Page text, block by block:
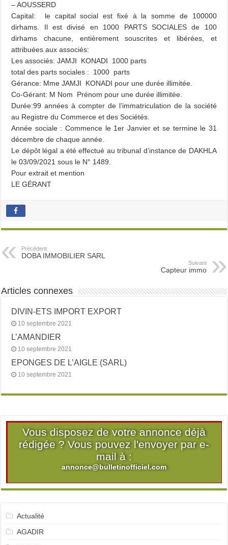
– AOUSSERD
Capital: le capital social est fixé à la somme de 100000
dirhams. Il est divisé en 1000 PARTS SOCIALES de 100
dirhams chacune, entièrement souscrites et libérées, et
attribuées aux associés:
Les associés: JAMJI KONADI 1000 parts
total des parts sociales : 1000 parts
Gérance: Mme JAMJI KONADI pour une durée illimitée.
Co-Gérant: M Nom Prénom pour une durée illimitée.
Durée:99 années à compter de l’immatriculation de la société
au Registre du Commerce et des Sociétés.
Année sociale : Commence le 1er Janvier et se termine le 31
décembre de chaque année.
Le dépôt légal a été effectué au tribunal d’instance de DAKHLA
le 03/09/2021 sous le N° 1489.
Pour extrait et mention
LE GÉRANT
Précédent
DOBA IMMOBILIER SARL
Suivant
Capteur immo
Articles connexes
DIVIN-ETS IMPORT EXPORT
10 septembre 2021
L’AMANDIER
10 septembre 2021
EPONGES DE L’AIGLE (SARL)
10 septembre 2021
Vous disposez de votre annonce déjà
rédigée ? Vous pouvez l'envoyer par e-
mail à :
annonce@bulletinofficiel.com
Actualité
AGADIR